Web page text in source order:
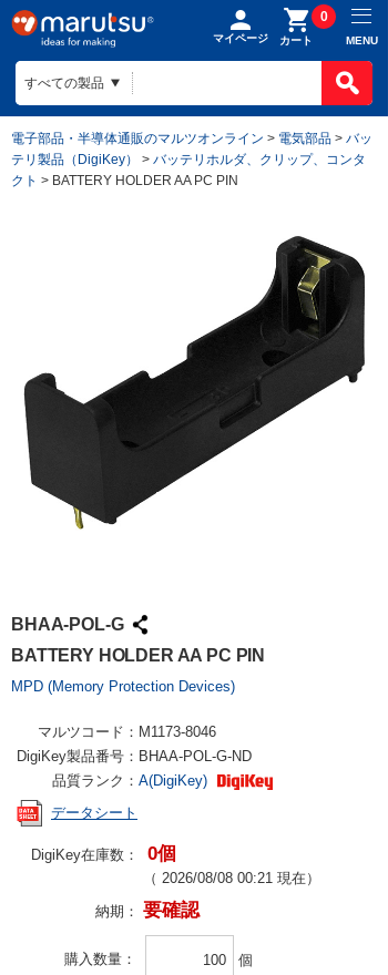
マイページ カート
0
MENU
電子部品・半導体通販のマルツオンライン > 電気部品 > バッ
テリ製品（DigiKey）
> バッテリホルダ、クリップ、コンタ
クト > BATTERY HOLDER AA PC PIN
BHAA-POL-G
BATTERY HOLDER AA PC PIN
MPD (Memory Protection Devices)
マルツコード： M1173-8046
DigiKey製品番号： BHAA-POL-G-ND
品質ランク： A(DigiKey)
データシート
DigiKey在庫数： 0個
（ 2026/08/08 00:21 現在）
納期： 要確認
購入数量 個